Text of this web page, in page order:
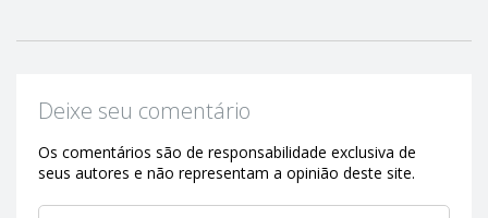
Deixe seu comentário
Os comentários são de responsabilidade exclusiva de
seus autores e não representam a opinião deste site.